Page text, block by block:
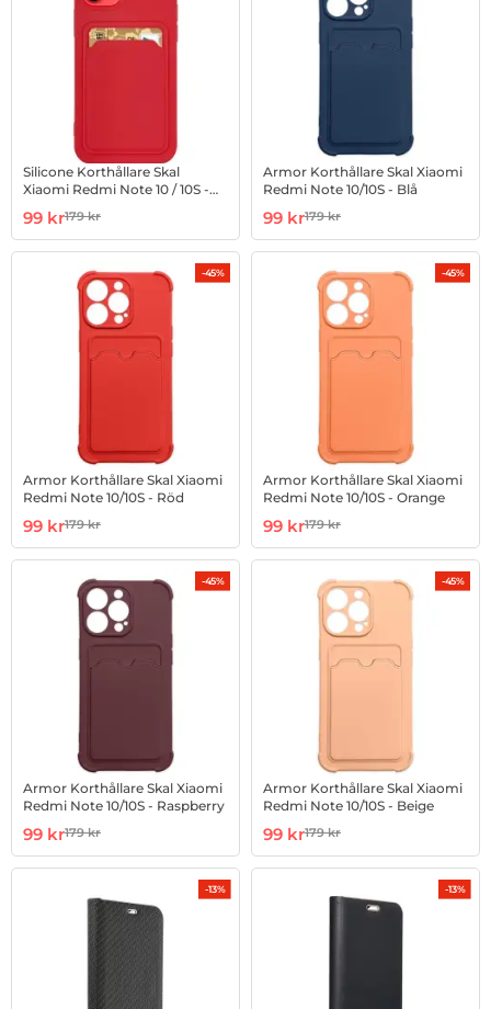
Silicone Korthållare Skal
Xiaomi Redmi Note 10 / 10S -
Art. nr 1002872725
rea pris
99 krtidigare pris
179 kr
Armor Korthållare Skal Xiaomi
Redmi Note 10/10S - Blå
Art. nr 1002877348
rea pris
99 krtidigare pris
179 kr
-45%
Armor Korthållare Skal Xiaomi
Redmi Note 10/10S - Röd
Art. nr 1002877369
rea pris
99 krtidigare pris
179 kr
-45%
Armor Korthållare Skal Xiaomi
Redmi Note 10/10S - Orange
Art. nr 1002877712
rea pris
99 krtidigare pris
179 kr
-45%
Armor Korthållare Skal Xiaomi
Redmi Note 10/10S - Raspberry
Art. nr 1002877836
rea pris
99 krtidigare pris
179 kr
-45%
Armor Korthållare Skal Xiaomi
Redmi Note 10/10S - Beige
Art. nr 1002878145
rea pris
99 krtidigare pris
179 kr
-13% -13%